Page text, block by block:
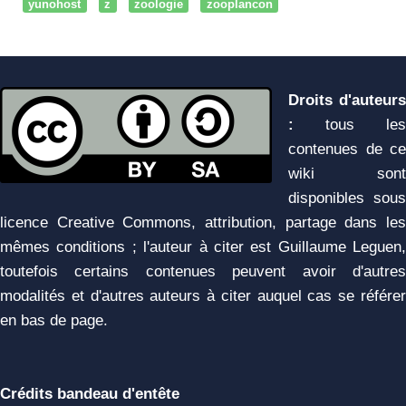
yunohost z zoologie zooplancon
Droits d'auteurs
:
tous les
contenues de ce
wiki sont
disponibles sous
licence Creative Commons, attribution, partage dans les
mêmes conditions ; l'auteur à citer est Guillaume Leguen,
toutefois certains contenues peuvent avoir d'autres
modalités et d'autres auteurs à citer auquel cas se référer
en bas de page.
Crédits bandeau d'entête